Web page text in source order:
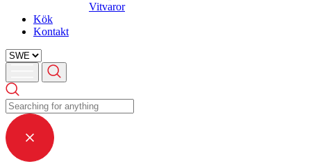
Vitvaror
Kök
Kontakt